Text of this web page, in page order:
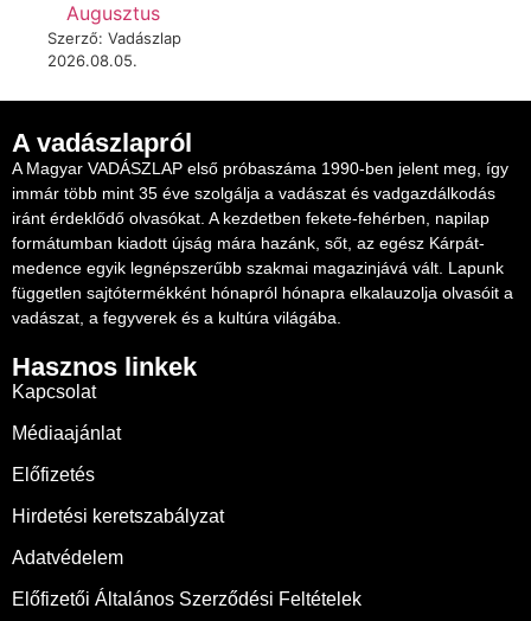
Augusztus
Szerző: Vadászlap
2026.08.05.
A vadászlapról
A Magyar VADÁSZLAP első próbaszáma 1990-ben jelent meg, így
immár több mint 35 éve szolgálja a vadászat és vadgazdálkodás
iránt érdeklődő olvasókat. A kezdetben fekete-fehérben, napilap
formátumban kiadott újság mára hazánk, sőt, az egész Kárpát-
medence egyik legnépszerűbb szakmai magazinjává vált. Lapunk
független sajtótermékként hónapról hónapra elkalauzolja olvasóit a
vadászat, a fegyverek és a kultúra világába.
Hasznos linkek
Kapcsolat
Médiaajánlat
Előfizetés
Hirdetési keretszabályzat
Adatvédelem
Előfizetői Általános Szerződési Feltételek